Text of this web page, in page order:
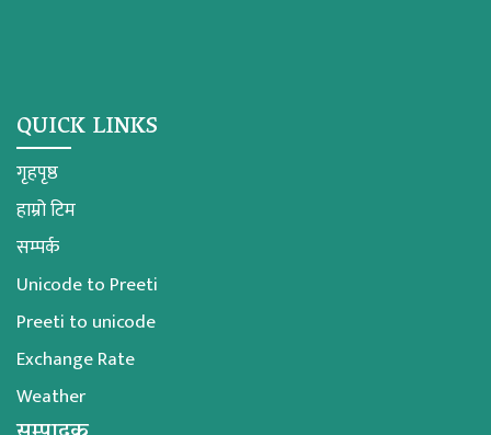
QUICK LINKS
गृहपृष्ठ
हाम्रो टिम
सम्पर्क
Unicode to Preeti
Preeti to unicode
Exchange Rate
Weather